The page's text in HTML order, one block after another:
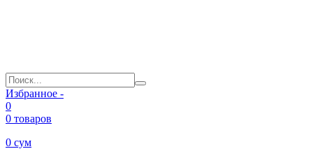
Избранное -
0
0 товаров
0 сум